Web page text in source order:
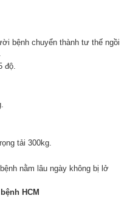
bệnh chuyển thành tư thế ngồi
độ.
tải 300kg.
nằm lâu ngày không bị lở
HCM